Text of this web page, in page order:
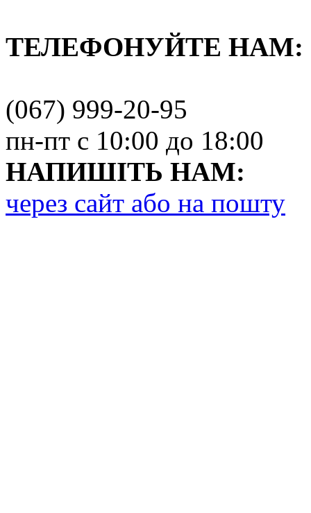
ТЕЛЕФОНУЙТЕ НАМ:
(067) 999-20-95
пн-пт с 10:00 до 18:00
НАПИШІТЬ НАМ:
через сайт або на пошту